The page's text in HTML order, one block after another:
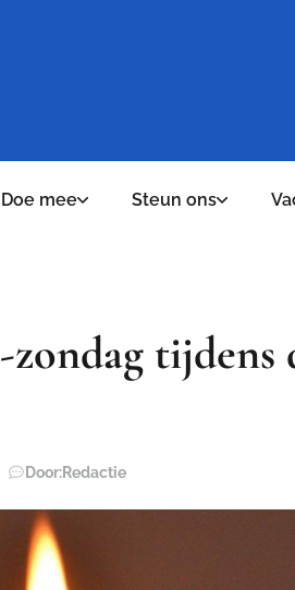
Doe mee Steun ons
tijdens
Door:Redactie